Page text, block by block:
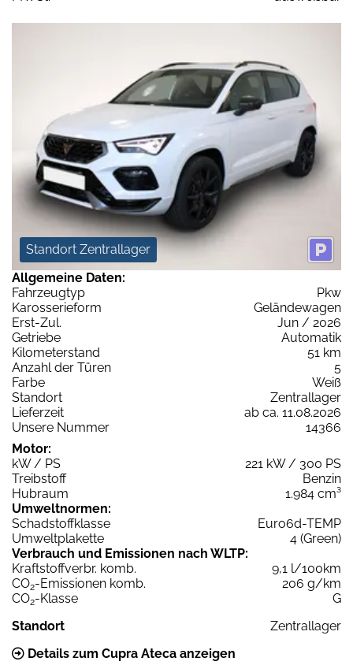
Standort Zentrallager
Allgemeine Daten:
Fahrzeugtyp
Pkw
Karosserieform
Geländewagen
Erst-Zul.
Jun / 2026
Getriebe
Automatik
Kilometerstand
51 km
Anzahl der Türen
5
Farbe
Weiß
Standort
Zentrallager
Lieferzeit
ab ca. 11.08.2026
Unsere Nummer
14366
Motor:
kW / PS
221 kW / 300 PS
Treibstoff
Benzin
Hubraum
1.984 cm³
Umweltnormen:
Schadstoffklasse
Euro6d-TEMP
Umweltplakette
4 (Green)
Verbrauch und Emissionen nach WLTP:
Kraftstoffverbr. komb.
9,1 l/100km
CO2-Emissionen komb.
206 g/km
CO2-Klasse
G
Standort
Zentrallager
Details zum Cupra Ateca anzeigen